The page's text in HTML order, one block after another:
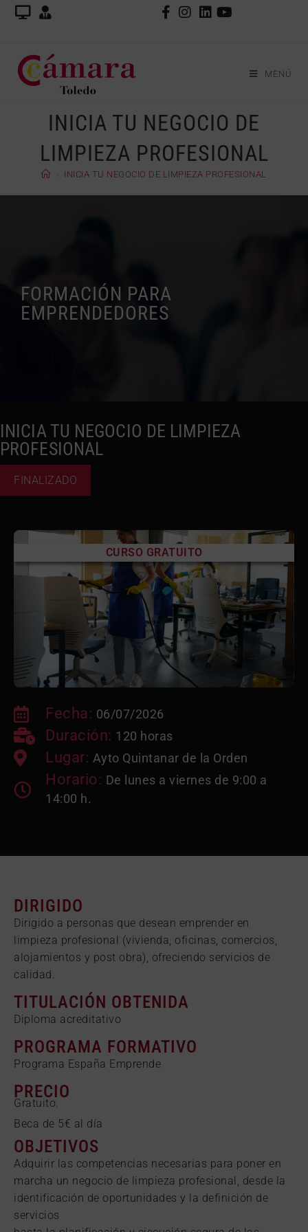
MENÚ
INICIA TU NEGOCIO DE
LIMPIEZA PROFESIONAL
INICIA TU NEGOCIO DE LIMPIEZA PROFESIONAL
FORMACIÓN PARA
EMPRENDEDORES
INICIA TU NEGOCIO DE LIMPIEZA
PROFESIONAL
FINALIZADO
CURSO GRATUITO
Fecha: 06/07/2026
Duración: 120 horas
Lugar: Ayto Quintanar de la Orden
Horario: De lunes a viernes de 9:00 a
14:00 h.
DIRIGIDO
Dirigido a personas que desean emprender en
limpieza profesional (vivienda, oficinas, comercios,
alojamientos y post obra), ofreciendo servicios de
calidad.
TITULACIÓN OBTENIDA
Diploma acreditativo
PROGRAMA FORMATIVO
Programa España Emprende
PRECIO
Gratuito.
Beca de 5€ al día
OBJETIVOS
Adquirir las competencias necesarias para poner en
marcha un negocio de limpieza profesional, desde la
identificación de oportunidades y la definición de
servicios